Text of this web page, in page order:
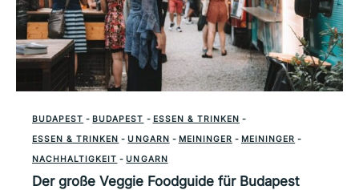
BUDAPEST - BUDAPEST - ESSEN & TRINKEN -
ESSEN & TRINKEN - UNGARN - MEININGER - MEININGER -
NACHHALTIGKEIT - UNGARN
Der große Veggie Foodguide für Budapest